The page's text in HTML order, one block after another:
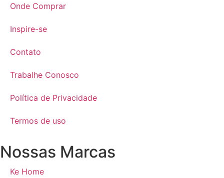
Onde Comprar
Inspire-se
Contato
Trabalhe Conosco
Política de Privacidade
Termos de uso
Nossas Marcas
Ke Home